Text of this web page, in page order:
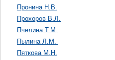
Пронина Н.В.
Прохоров В.Л.
Пчелина Т.М.
Пылина Л.М.
Пяткова М.Н.